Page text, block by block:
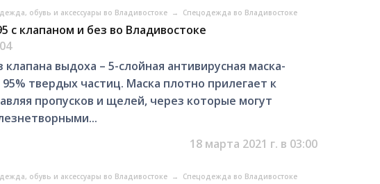
обувь и аксессуары во Владивостоке → Спецодежда во Владивостоке
с клапаном и без во Владивостоке
клапана выдоха – 5-слойная антивирусная маска-
твердых частиц. Маска плотно прилегает к
пропусков и щелей, через которые могут
18 марта 2021 г. в 03:00
обувь и аксессуары во Владивостоке → Спецодежда во Владивостоке